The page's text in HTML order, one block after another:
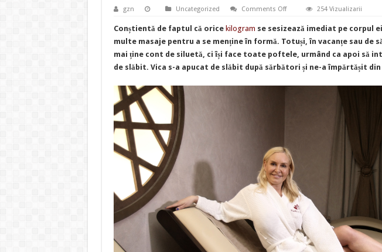
gzn Uncategorized Comments Offon
EXCLUSIV/
Vica
s-
a
apucat
slăbit
sărbători.
ale
lituaniencei
254 Vizualizarii
Conștientă de faptul că orice kilogram se sesizează imediat pe corpul
multe masaje pentru a se menține în formă. Totuși, în vacanțe sau de
mai ține cont de siluetă, ci își face toate poftele, urmând ca apoi să
de slăbit. Vica s-a apucat de slăbit după sărbători și ne-a împărtășit